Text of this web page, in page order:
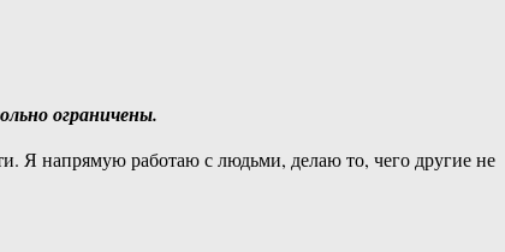
ограничены.
Я напрямую работаю с людьми, делаю то, чего другие не